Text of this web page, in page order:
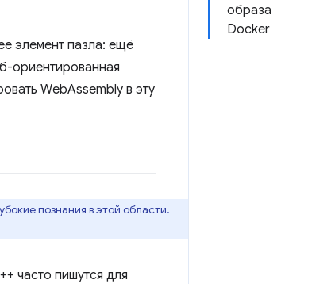
образа
Docker
элемент пазла: ещё
ориентированная
WebAssembly в эту
познания в этой области.
часто пишутся для